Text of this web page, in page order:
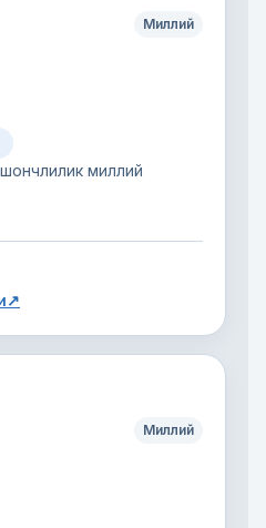
Миллий
миллий
↗
Миллий